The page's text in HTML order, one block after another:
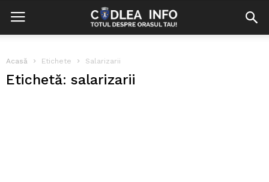
Acasă Etichete Salarizarii
Etichetă: salarizarii